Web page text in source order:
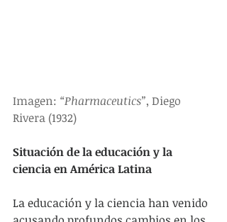
Imagen: “Pharmaceutics”, Diego
Rivera (1932)
Situación de la educación y la
ciencia en América Latina
La educación y la ciencia han venido